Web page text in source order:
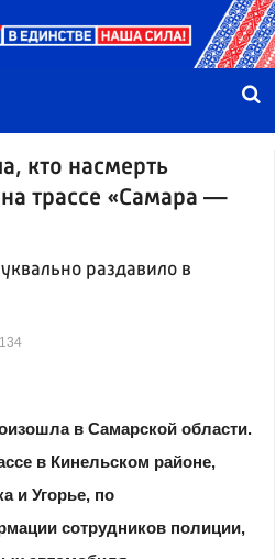
кто насмерть
трассе «Самара —
раздавило в
в Самарской области.
в Кинельском районе,
и Угорье, по
сотрудников полиции,